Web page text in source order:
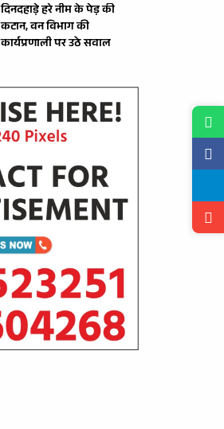
दिनदहाड़े हरे नीम के पेड़ की
कटान, वन विभाग की
कार्यप्रणाली पर उठे सवाल